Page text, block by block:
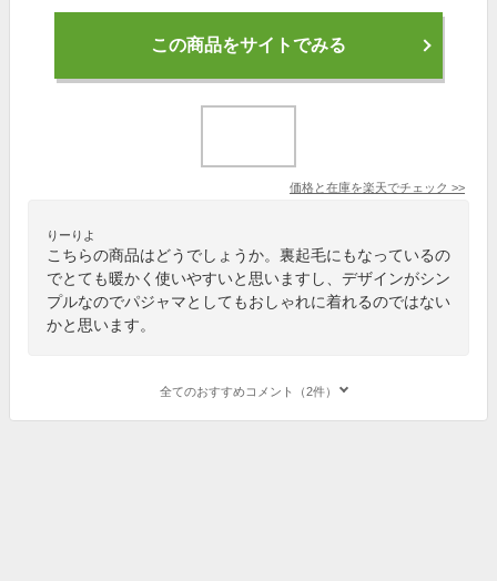
この商品をサイトでみる
価格と在庫を楽天でチェック >>
りーりよ
こちらの商品はどうでしょうか。裏起毛にもなっているの
でとても暖かく使いやすいと思いますし、デザインがシン
プルなのでパジャマとしてもおしゃれに着れるのではない
かと思います。
全てのおすすめコメント（2件）